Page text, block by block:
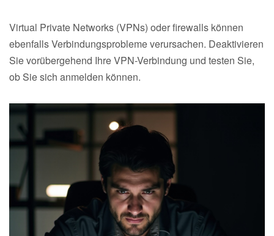
Virtual Private Networks (VPNs) oder firewalls können
ebenfalls Verbindungsprobleme verursachen. Deaktivieren
Sie vorübergehend Ihre VPN-Verbindung und testen Sie,
ob Sie sich anmelden können.